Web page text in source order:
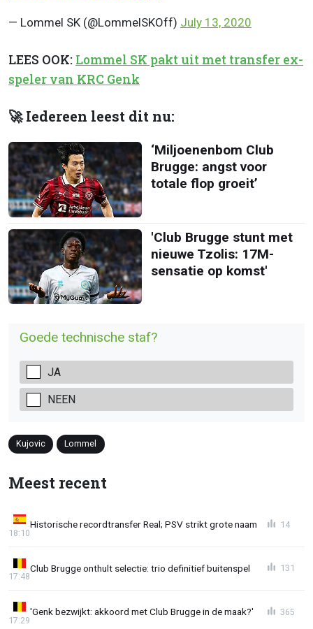
— Lommel SK (@LommelSKOff) July 13, 2020
LEES OOK: Lommel SK pakt uit met transfer ex-
speler van KRC Genk
🚀 Iedereen leest dit nu:
‘Miljoenenbom Club
Brugge: angst voor
totale flop groeit’
'Club Brugge stunt met
nieuwe Tzolis: 17M-
sensatie op komst'
Goede technische staf?
JA
NEEN
Kujovic Lommel
Meest recent
Historische recordtransfer Real; PSV strikt grote naam
18:10
14
Club Brugge onthult selectie: trio definitief buitenspel
17:48
131
'Genk bezwijkt: akkoord met Club Brugge in de maak?'
17:29
365